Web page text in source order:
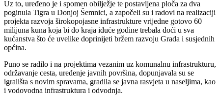
Uz to, uređeno je i spomen obilježje te postavljena ploča za dva
poginula Tigra u Donjoj Šemnici, a započeli su i radovi na realizaciji
projekta razvoja širokopojasne infrastrukture vrijedne gotovo 60
milijuna kuna koja bi do kraja iduće godine trebala doći u sva
kućanstva što će uvelike doprinijeti bržem razvoju Grada i susjednih
općina.
Puno se radilo i na projektima vezanim uz komunalnu infrastrukturu,
održavanje cesta, uređenje javnih površina, dopunjavala su se
igrališta s novim spravama, gradila se javna rasvjeta u naseljima, kao
i vodovodna infrastruktura i odvodnja.